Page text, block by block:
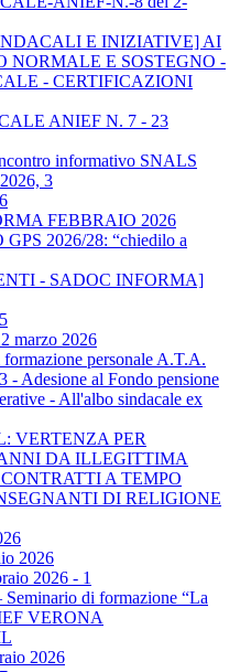
E INIZIATIVE] AI
NORMALE E SOSTEGNO -
- CERTIFICAZIONI
ANIEF N. 7 - 23
informativo SNALS
3
FEBBRAIO 2026
2026/28: “chiedilo a
- SADOC INFORMA]
marzo 2026
personale A.T.A.
- Adesione al Fondo pensione
- All'albo sindacale ex
VERTENZA PER
DA ILLEGITTIMA
A TEMPO
DI RELIGIONE
2026
2026 - 1
di formazione “La
VERONA
2026